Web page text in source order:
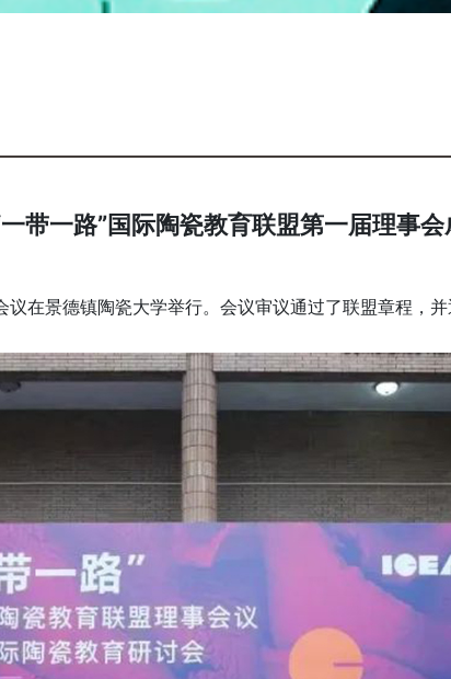
带一路”国际陶瓷教育联盟第一届理事
议在景德镇陶瓷大学举行。会议审议通过了联盟章程，